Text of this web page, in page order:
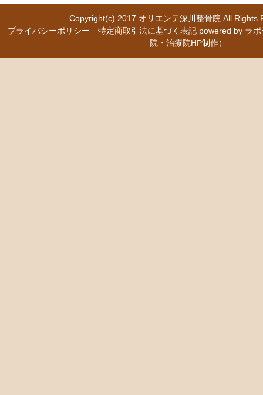
Copyright(c) 2017 オリエンテ深川整骨院 All
プライバシーポリシー
特定商取引法に基づく表記 powered by ラ
院・治療院HP制作）